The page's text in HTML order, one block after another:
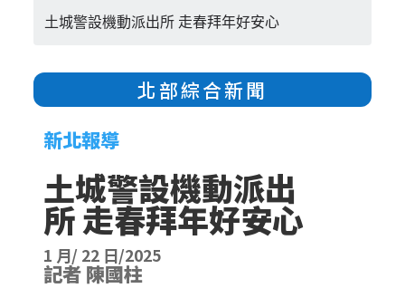
土城警設機動派出所 走春拜年好安心
北部綜合新聞
新北報導
土城警設機動派出
所 走春拜年好安心
1 月/ 22 日/2025
記者 陳國柱